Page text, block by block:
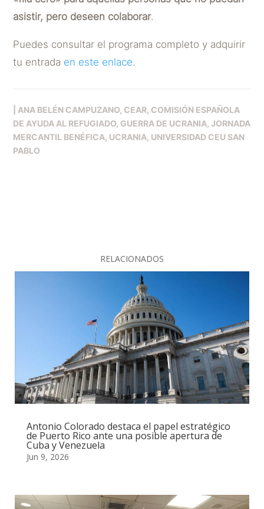
asistir, pero deseen colaborar.
Puedes consultar el programa completo y adquirir
tu entrada en este enlace.
ANA BELÉN CAMPUZANO CEAR COMISIÓN ESPAÑOLA
DE AYUDA AL REFUGIADO GUERRA DE UCRANIA JORNADA
MERCANTIL BENÉFICA UCRANIA UNIVERSIDAD CEU SAN
PABLO
RELACIONADOS
Antonio Colorado destaca el papel estratégico
de Puerto Rico ante una posible apertura de
Cuba y Venezuela
Jun 9, 2026